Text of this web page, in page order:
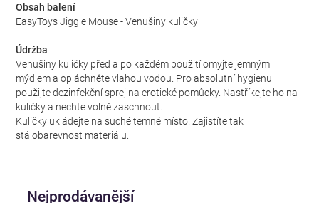
Obsah balení
EasyToys Jiggle Mouse - Venušiny kuličky
Údržba
Venušiny kuličky před a po každém použití omyjte jemným
mýdlem a opláchněte vlahou vodou. Pro absolutní hygienu
použijte dezinfekční sprej na erotické pomůcky. Nastříkejte ho na
kuličky a nechte volně zaschnout.
Kuličky ukládejte na suché temné místo. Zajistíte tak
stálobarevnost materiálu.
Nejprodávanější